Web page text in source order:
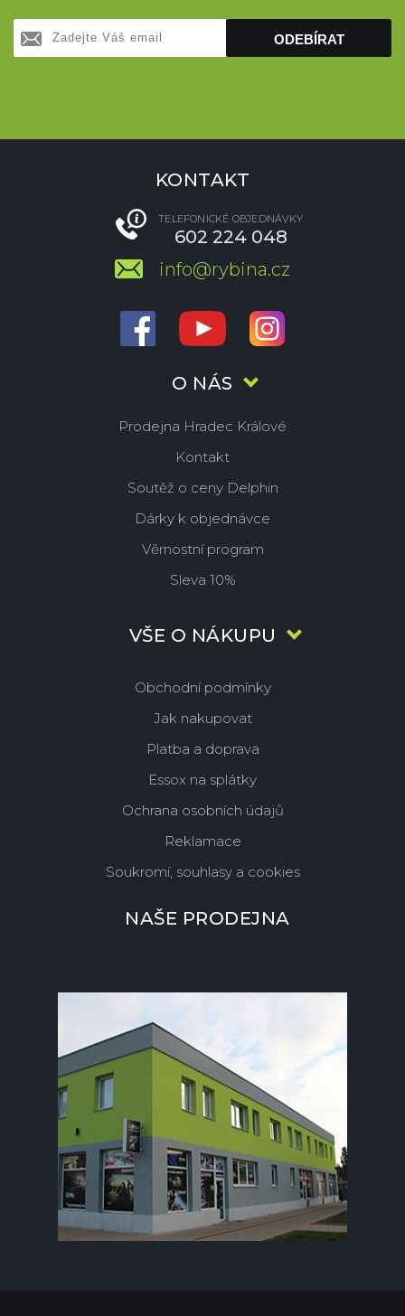
ODEBÍRAT
O NÁS
Prodejna Hradec Králové
Kontakt
Soutěž o ceny Delphin
Dárky k objednávce
Věrnostní program
Sleva 10%
VŠE O NÁKUPU
Obchodní podmínky
Jak nakupovat
Platba a doprava
Essox na splátky
Ochrana osobních údajů
Reklamace
Soukromí, souhlasy a cookies
KONTAKT
TELEFONICKÉ OBJEDNÁVKY
602 224 048
info@rybina.cz
NAŠE PRODEJNA